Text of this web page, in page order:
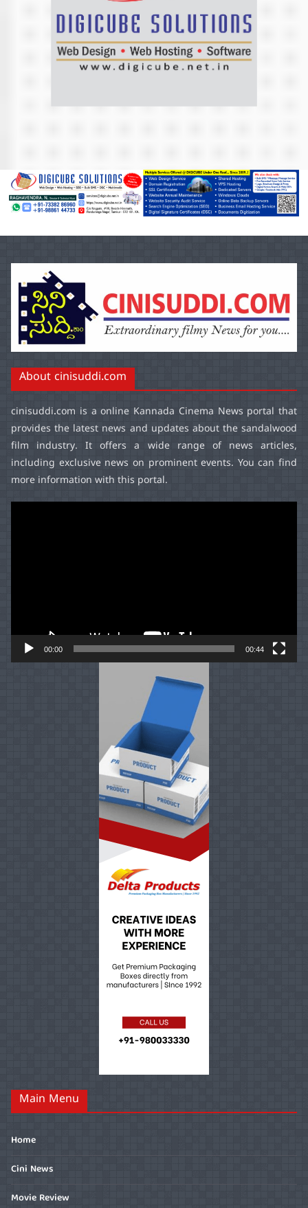
About cinisuddi.com
cinisuddi.com is a online Kannada Cinema News portal that
provides the latest news and updates about the sandalwood
film industry. It offers a wide range of news articles,
including exclusive news on prominent events. You can find
more information with this portal.
00:00 00:44
Main Menu
Home
Cini News
Movie Review